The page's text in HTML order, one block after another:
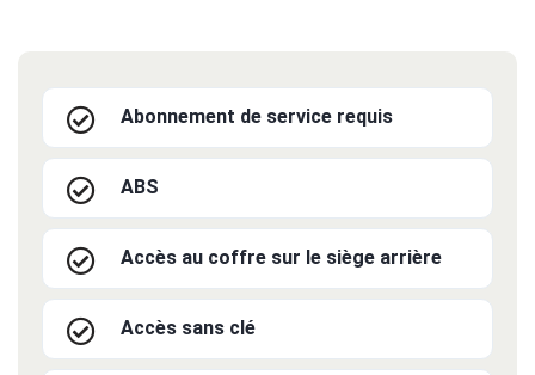
Abonnement de service requis
ABS
Accès au coffre sur le siège arrière
Accès sans clé